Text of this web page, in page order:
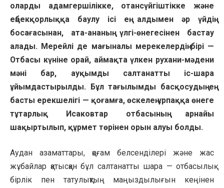
оларды адамгершілікке, отансүйгіштікке және
еңбекқорлыққа баулу ісі ең алдымен әр үйдің
босағасынан, ата-ананың үлгі-өнегесінен бастау
алады. Мерейлі де мағыналы мерекелердің бірі —
Отбасы күніне орай, аймақта үлкен рухани-мәдени
мәні бар, ауқымды салтанатты іс-шара
ұйымдастырылды. Бұл тағылымды басқосудың ең
басты ерекшелігі — қоғамға, өскелең ұрпаққа өнеге
тұтарлық Исаковтар отбасының арнайы
шақыртылып, құрмет төрінен орын алуы болды.
Аудан азаматтары, қоғам белсенділері және жас
жұбайлар қатысқан бұл салтанатты шара — отбасылық
бірлік пен татулықтың маңыздылығын кеңінен